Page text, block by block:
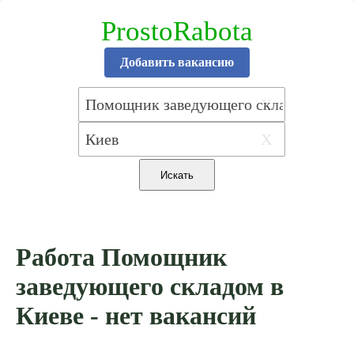
ProstoRabota
Добавить вакансию
X
X
Работа Помощник
заведующего складом в
Киеве - нет вакансий